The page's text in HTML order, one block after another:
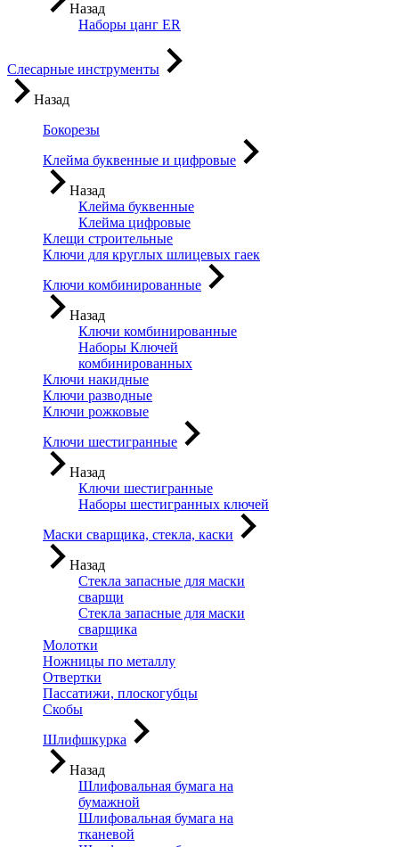
Назад
Наборы цанг ER
Слесарные инструменты
Назад
Бокорезы
Клейма буквенные и цифровые
Назад
Клейма буквенные
Клейма цифровые
Клещи строительные
Ключи для круглых шлицевых гаек
Ключи комбинированные
Назад
Ключи комбинированные
Наборы Ключей
комбинированных
Ключи накидные
Ключи разводные
Ключи рожковые
Ключи шестигранные
Назад
Ключи шестигранные
Наборы шестигранных ключей
Маски сварщика, стекла, каски
Назад
Стекла запасные для маски
сварщи
Стекла запасные для маски
сварщика
Молотки
Ножницы по металлу
Отвертки
Пассатижи, плоскогубцы
Скобы
Шлифшкурка
Назад
Шлифовальная бумага на
бумажной
Шлифовальная бумага на
тканевой